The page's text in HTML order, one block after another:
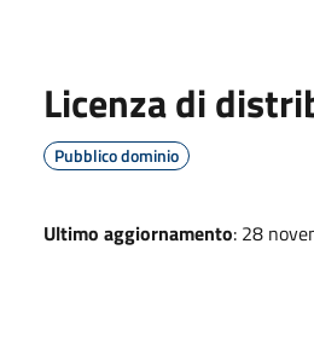
Licenza di
Pubblico dominio
Ultimo aggiornamento: 28